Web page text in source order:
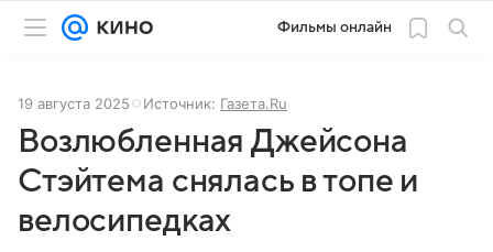
Фильмы онлайн
19 августа 2025 Источник: Газета.Ru
Возлюбленная Джейсона
Стэйтема снялась в топе и
велосипедках